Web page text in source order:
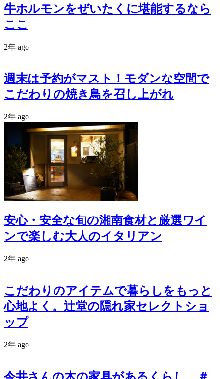
牛ホルモンをぜいたくに堪能するなら
ここ
2年 ago
週末は予約がマスト！モダンな空間で
こだわりの焼き鳥を召し上がれ
2年 ago
安心・安全な旬の湘南食材と厳選ワイ
ンで楽しむ大人のイタリアン
2年 ago
こだわりのアイテムで暮らしをもっと
心地よく。辻堂の隠れ家セレクトショ
ップ
2年 ago